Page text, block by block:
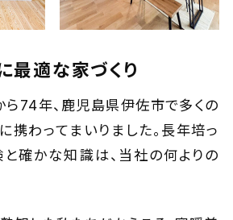
最適な家づくり
ら74年、鹿児島県伊佐市で多くの
携わってまいりました。長年培っ
確かな知識は、当社の何よりの